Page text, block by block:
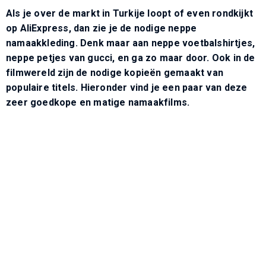
Als je over de markt in Turkije loopt of even rondkijkt
op AliExpress, dan zie je de nodige neppe
namaakkleding. Denk maar aan neppe voetbalshirtjes,
neppe petjes van gucci, en ga zo maar door. Ook in de
filmwereld zijn de nodige kopieën gemaakt van
populaire titels. Hieronder vind je een paar van deze
zeer goedkope en matige namaakfilms.